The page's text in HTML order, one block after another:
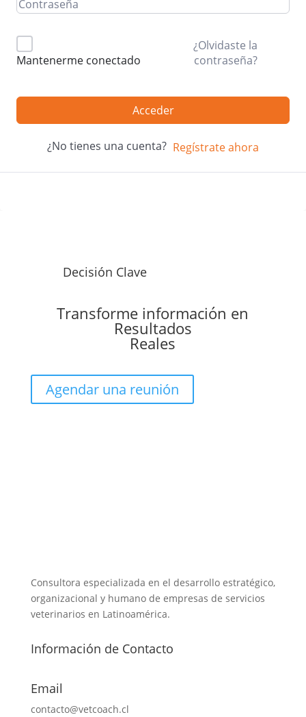
Mantenerme conectado
¿Olvidaste la
contraseña?
Acceder
¿No tienes una cuenta? Regístrate ahora
Decisión Clave
Transforme información en
Resultados
Reales
Agendar una reunión
Consultora especializada en el desarrollo estratégico,
organizacional y humano de empresas de servicios
veterinarios en Latinoamérica.
Información de Contacto
Email
contacto@vetcoach.cl